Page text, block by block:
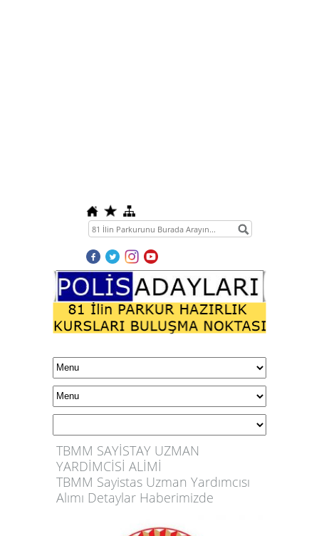
TBMM SAYİSTAY UZMAN
YARDİMCİSİ ALİMİ
TBMM Sayistas Uzman Yardımcısı
Alımı Detaylar Haberimizde